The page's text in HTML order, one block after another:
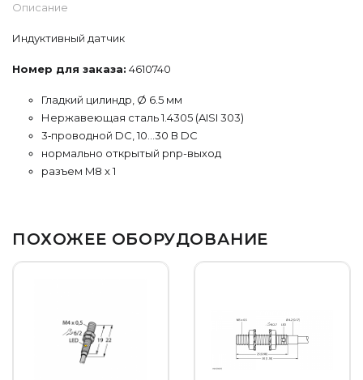
Описание
Индуктивный датчик
Номер для заказа: 4610740
Гладкий цилиндр, Ø 6.5 мм
Нержавеющая сталь 1.4305 (AISI 303)
3‐проводной DC, 10…30 В DC
нормально открытый pnp-выход
разъем M8 x 1
ПОХОЖЕЕ ОБОРУДОВАНИЕ